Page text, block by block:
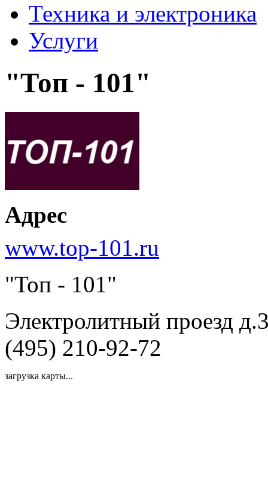
Техника и электроника
Услуги
"Топ - 101"
Адрес
www.top-101.ru
"Топ - 101"
Электролитный проезд
(495) 210-92-72
загрузка карты...